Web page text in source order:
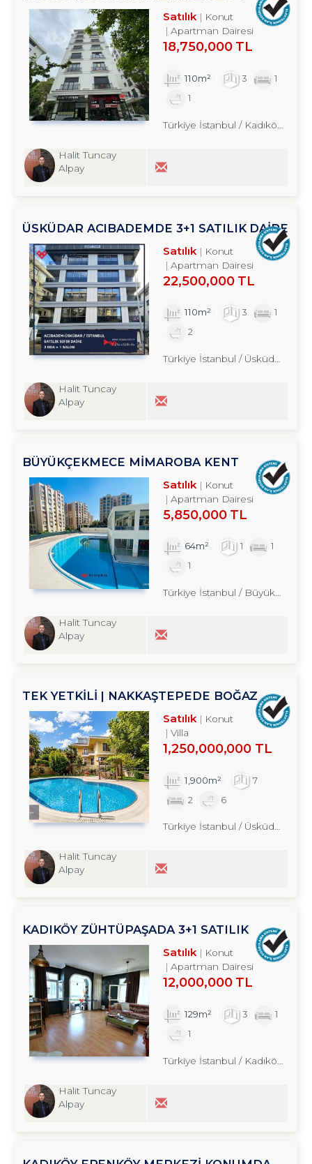
SATILIK DAİRE TROYKADAN
Satılık
Konut
Apartman Dairesi
18,750,000 TL
110m² 3
1
1
Halit Tuncay
Alpay
ÜSKÜDAR ACIBADEMDE 3+1 SATILIK DAİRE
TROYKADAN
Satılık
Konut
Apartman Dairesi
22,500,000 TL
110m² 3
1
2
Halit Tuncay
Alpay
BÜYÜKÇEKMECE MİMAROBA KENT
PLUS`TA FULL EŞYALI 1+1 SATILIK DAİRE
Satılık
Konut
Apartman Dairesi
5,850,000 TL
64m² 1
1
1
Halit Tuncay
Alpay
TEK YETKİLİ | NAKKAŞTEPEDE BOĞAZ
MANZARALI EŞSIZ YAŞAM MÜLKÜ
Satılık
Konut
Villa
1,250,000,000 TL
1,900m²
7
2
6
Türkiye İstanbul / Üsküdar
Halit Tuncay
Alpay
KADIKÖY ZÜHTÜPAŞADA 3+1 SATILIK
DAİRE TROYKADAN
Satılık
Konut
Apartman Dairesi
12,000,000 TL
129m² 3
1
1
Halit Tuncay
Alpay